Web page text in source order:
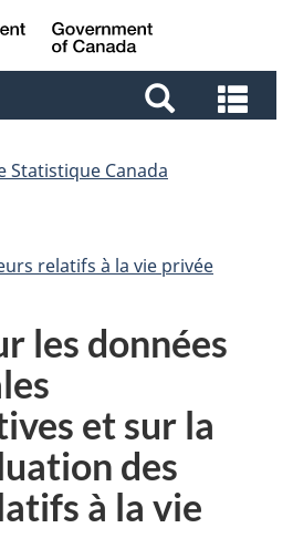
Aller
au
Aller
au
Passer
à
et
Statistique Canada
relatifs à la vie privée
les données
et sur la
des
à la vie